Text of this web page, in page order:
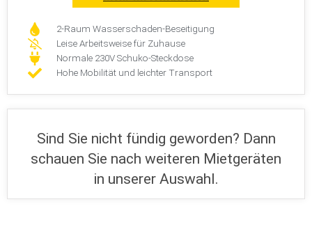
2-Raum Wasserschaden-Beseitigung
Leise Arbeitsweise für Zuhause
Normale 230V Schuko-Steckdose
Hohe Mobilität und leichter Transport
Sind Sie nicht fündig geworden? Dann
schauen Sie nach weiteren Mietgeräten
in unserer Auswahl.